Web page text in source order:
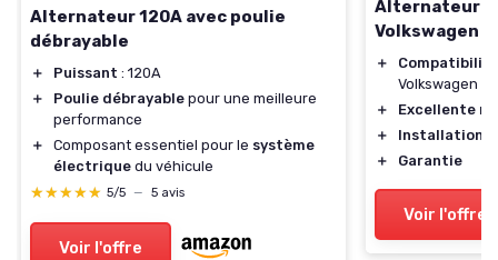
Alternateur 120A avec poulie
débrayable
＋ Puissant : 120A
＋
Poulie débrayable pour une meilleure
performance
＋
Composant essentiel pour le système
électrique du véhicule
★★★★★
★★★★★ 5/5 — 5 avis
Voir l'offre
Alternateur
Volkswagen
＋
Compatibilité
Volkswagen
＋
Excellente
＋
Installation
＋
Garantie
Voir l'offre